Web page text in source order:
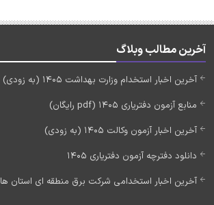
آخرین مطالب وبلاگ
آخرین اخبار استخدام وزارت بهداشت 1405 (به زودی)
منابع آزمون دفتریاری 1405 (pdf رایگان)
آخرین اخبار آزمون وکالت 1405 (به زودی)
دانلود دفترچه آزمون دفتریاری 1405
آخرین اخبار استخدامی شرکت برق منطقه ای استان ها 1405